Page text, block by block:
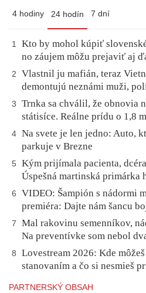
4 hodiny 24 hodín 7 dní
1
Kto by mohol kúpiť
no záujem môžu prejaviť aj
2
Vlastnil ju mafián, teraz
demontujú neznámi muži,
3
Trnka sa chválil, že obnovia
státisíce. Reálne prídu o 1,8
4 Na svete je len jedno: Auto,
parkuje v Brezne
5
Kým prijímala pacienta,
Úspešná martinská primárka
6
VIDEO: Šampión s nádormi
premiéra: Dajte nám šancu
7
Mal rakovinu semenníkov,
Na preventívke som nebol
8
Lovestream 2026: Kde
stanovaním a čo si nesmieš
PARTNERSKÝ OBSAH